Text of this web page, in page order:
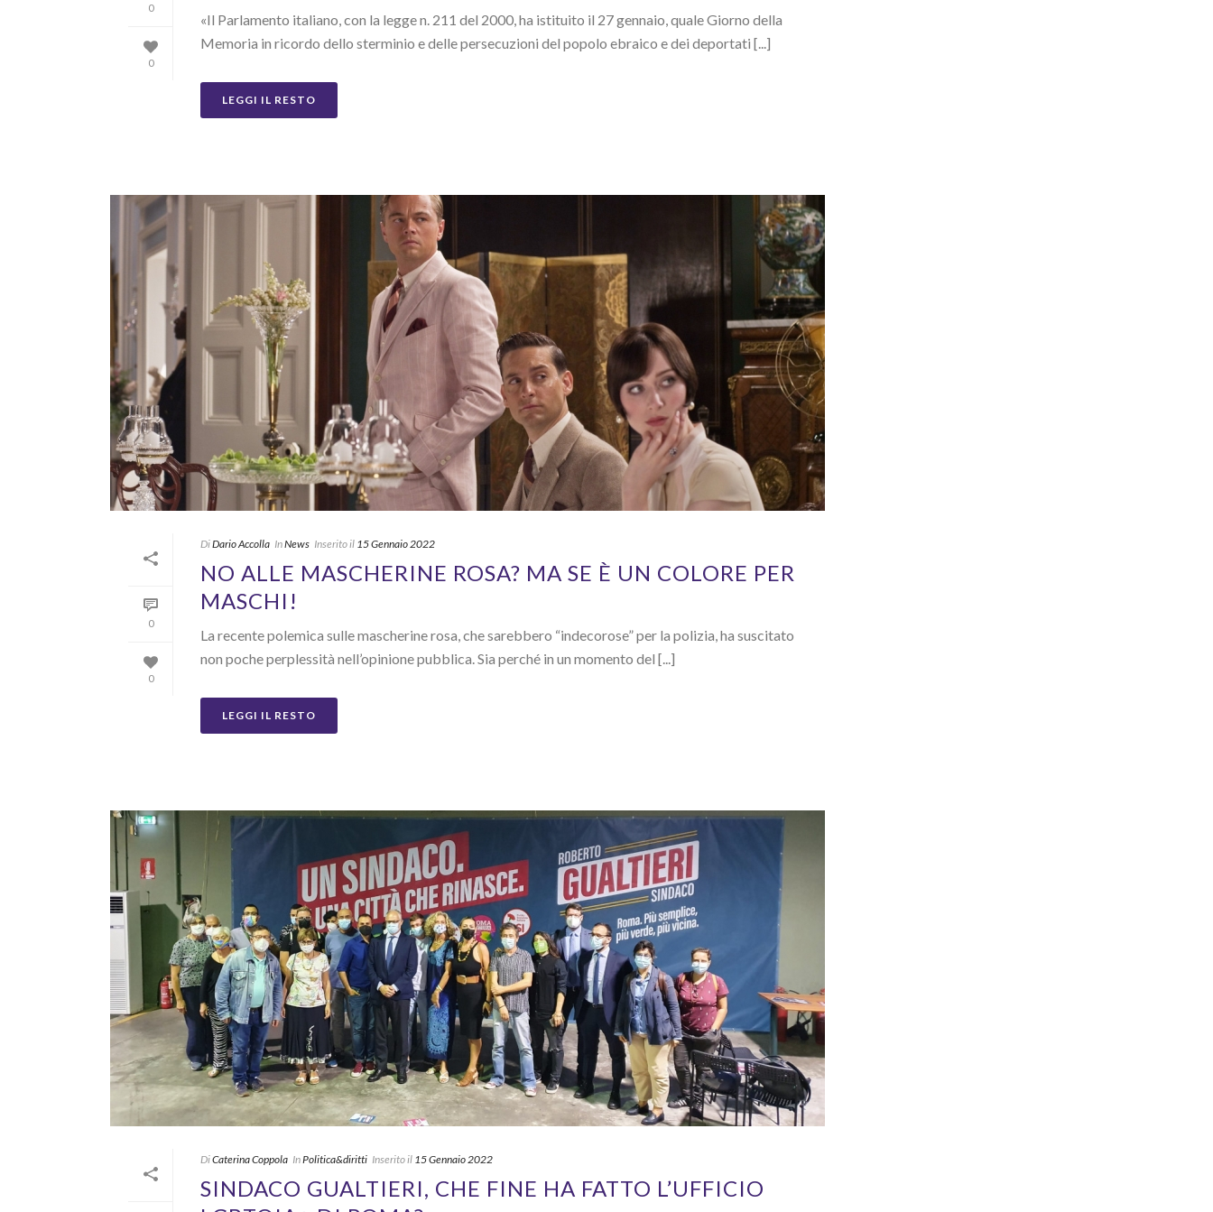
0
0
«Il Parlamento italiano, con la legge n. 211 del 2000, ha istituito il 27 gennaio, quale Giorno della
Memoria in ricordo dello sterminio e delle persecuzioni del popolo ebraico e dei deportati [...]
LEGGI IL RESTO
0
0
DiDario Accolla InNews Inserito il 15 Gennaio 2022
NO ALLE MASCHERINE ROSA? MA SE È UN COLORE PER
MASCHI!
La recente polemica sulle mascherine rosa, che sarebbero “indecorose” per la polizia, ha suscitato
non poche perplessità nell’opinione pubblica. Sia perché in un momento del [...]
LEGGI IL RESTO
DiCaterina Coppola InPolitica&diritti Inserito il 15 Gennaio 2022
SINDACO GUALTIERI, CHE FINE HA FATTO L’UFFICIO